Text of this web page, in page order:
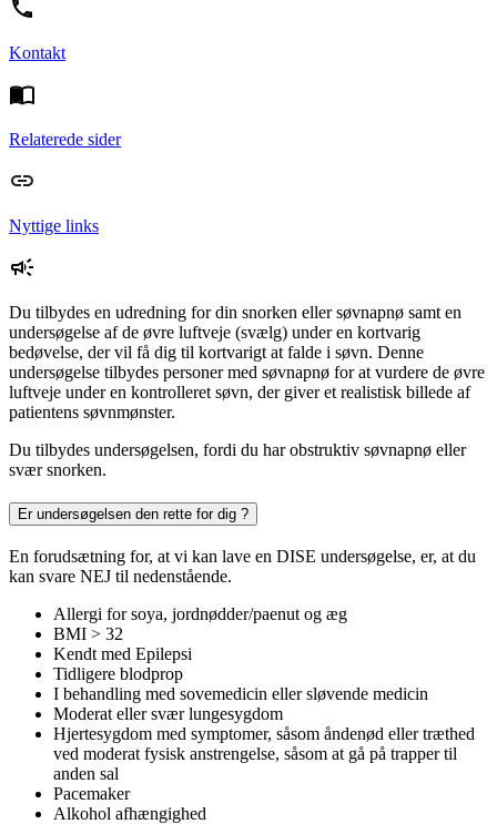
Kontakt
Relaterede sider
Nyttige links
Du tilbydes en udredning for din snorken eller søvnapnø samt en
undersøgelse af de øvre luftveje (svælg) under en kortvarig
bedøvelse, der vil få dig til kortvarigt at falde i søvn. Denne
undersøgelse tilbydes personer med søvnapnø for at vurdere de øvre
luftveje under en kontrolleret søvn, der giver et realistisk billede af
patientens søvnmønster.
Du tilbydes undersøgelsen, fordi du har obstruktiv søvnapnø eller
svær snorken.
Er undersøgelsen den rette for dig ?
En forudsætning for, at vi kan lave en DISE undersøgelse, er, at du
kan svare NEJ til nedenstående.
Allergi for soya, jordnødder/paenut og æg
BMI > 32
Kendt med Epilepsi
Tidligere blodprop
I behandling med sovemedicin eller sløvende medicin
Moderat eller svær lungesygdom
Hjertesygdom med symptomer, såsom åndenød eller træthed
ved moderat fysisk anstrengelse, såsom at gå på trapper til
anden sal
Pacemaker
Alkohol afhængighed